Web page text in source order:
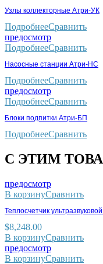
Узлы коллекторные Атри-УК
ПодробнееСравнить
предосмотр
ПодробнееСравнить
Насосные станции Атри-НС
ПодробнееСравнить
предосмотр
ПодробнееСравнить
Блоки подпитки Атри-БП
ПодробнееСравнить
С ЭТИМ
предосмотр
В корзинуСравнить
Теплосчетчик
$8,248.00
В корзинуСравнить
предосмотр
В корзинуСравнить